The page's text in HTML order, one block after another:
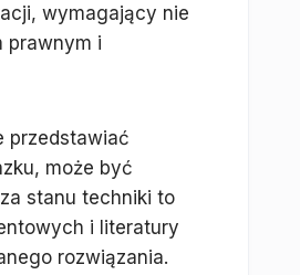
wymagający nie
prawnym i
przedstawiać
może być
stanu techniki to
i literatury
rozwiązania.